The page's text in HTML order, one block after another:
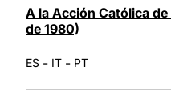
A la Acción Católica
de 1980)
ES - IT - PT